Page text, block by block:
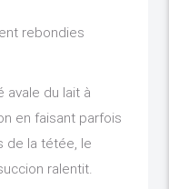
rebondies
avale du lait à
en faisant parfois
de la tétée, le
ralentit.